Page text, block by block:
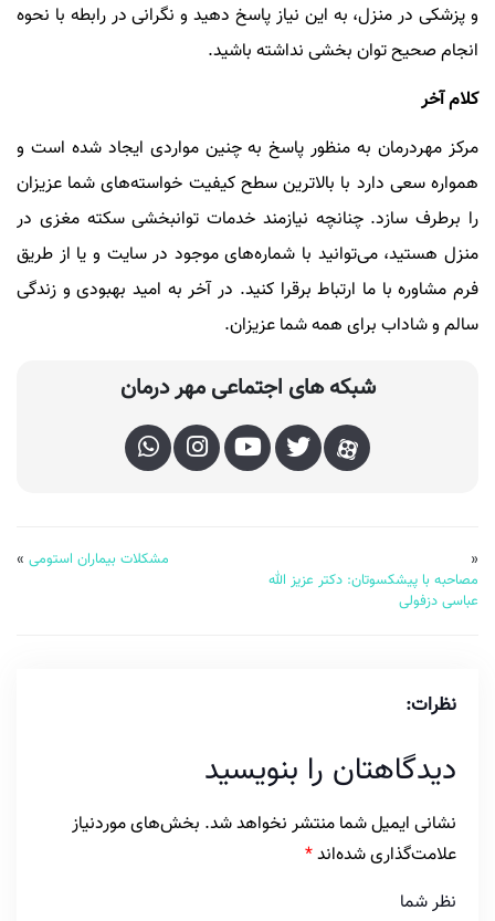
و پزشکی در منزل، به این نیاز پاسخ دهید و نگرانی در رابطه با نحوه
انجام صحیح توان بخشی نداشته باشید.
کلام آخر
مرکز مهردرمان به منظور پاسخ به چنین مواردی ایجاد شده است و
همواره سعی دارد با بالاترین سطح کیفیت خواسته‌های شما عزیزان
را برطرف سازد. چنانچه نیازمند خدمات توانبخشی سکته مغزی در
منزل هستید، می‌توانید با شماره‌های موجود در سایت و یا از طریق
فرم مشاوره با ما ارتباط برقرا کنید. در آخر به‌ امید بهبودی و زندگی
سالم و شاداب برای همه شما عزیزان.
شبکه های اجتماعی مهر درمان
«
مصاحبه با پیشکسوتان: دکتر عزیز الله
عباسی دزفولی
مشکلات بیماران استومی »
نظرات:
دیدگاهتان را بنویسید
نشانی ایمیل شما منتشر نخواهد شد. بخش‌های موردنیاز
علامت‌گذاری شده‌اند*
نظر شما